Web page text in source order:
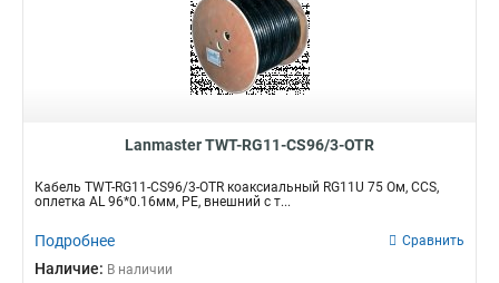
Lanmaster TWT-RG11-CS96/3-OTR
Кабель TWT-RG11-CS96/3-OTR коаксиальный RG11U 75 Ом, CCS,
оплетка AL 96*0.16мм, PE, внешний с т...
Подробнее Сравнить
Наличие: В наличии